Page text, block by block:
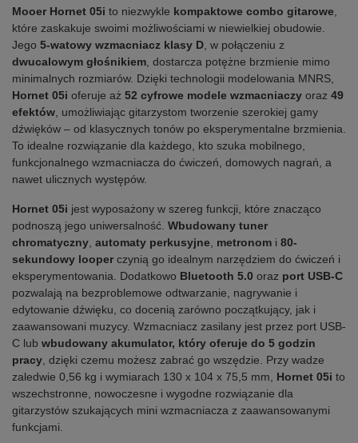
Mooer Hornet 05i to niezwykle kompaktowe combo gitarowe
które zaskakuje swoimi możliwościami w niewielkiej obudowie.
Jego 5-watowy wzmacniacz klasy D , w połączeniu z
dwucalowym głośnikiem , dostarcza potężne brzmienie mimo
minimalnych rozmiarów. Dzięki technologii modelowania MNRS,
Hornet 05i oferuje aż 52 cyfrowe modele wzmacniaczy oraz 49
efektów , umożliwiając gitarzystom tworzenie szerokiej gamy
dźwięków – od klasycznych tonów po eksperymentalne brzmienia.
To idealne rozwiązanie dla każdego, kto szuka mobilnego,
funkcjonalnego wzmacniacza do ćwiczeń, domowych nagrań, a
nawet ulicznych występów.
Hornet 05i jest wyposażony w szereg funkcji, które znacząco
podnoszą jego uniwersalność. Wbudowany tuner
chromatyczny automaty perkusyjne metronom i 80-
sekundowy looper czynią go idealnym narzędziem do ćwiczeń i
eksperymentowania. Dodatkowo Bluetooth 5.0 oraz port USB-C
pozwalają na bezproblemowe odtwarzanie, nagrywanie i
edytowanie dźwięku, co docenią zarówno początkujący, jak i
zaawansowani muzycy. Wzmacniacz zasilany jest przez port USB-
C lub wbudowany akumulator, który oferuje do 5 godzin
pracy , dzięki czemu możesz zabrać go wszędzie. Przy wadze
zaledwie 0,56 kg i wymiarach 130 x 104 x 75,5 mm, Hornet 05i to
wszechstronne, nowoczesne i wygodne rozwiązanie dla
gitarzystów szukających mini wzmacniacza z zaawansowanymi
funkcjami.